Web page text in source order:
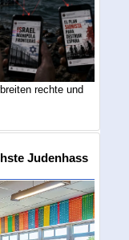
rechte und
Judenhass